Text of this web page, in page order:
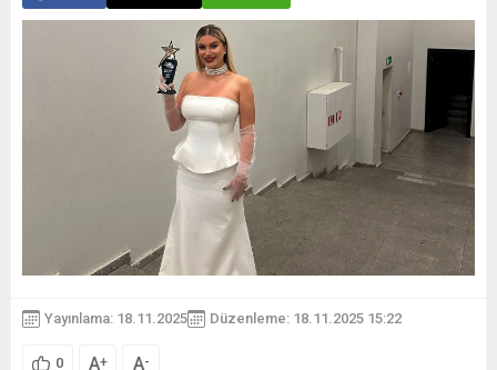
Yayınlama: 18.11.2025 Düzenleme: 18.11.2025 15:22
0 A+ A-